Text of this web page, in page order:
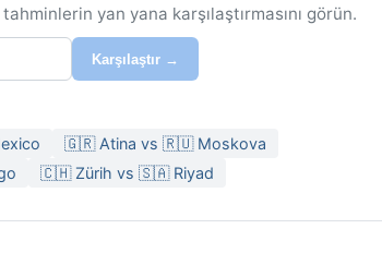
yan yana karşılaştırmasını görün.
Karşılaştır →
🇬🇷 Atina vs 🇷🇺 Moskova
🇨🇭 Zürih vs 🇸🇦 Riyad